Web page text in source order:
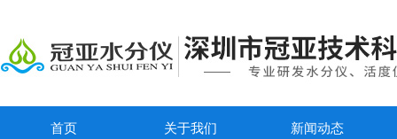
首页 关于我们 新闻动态